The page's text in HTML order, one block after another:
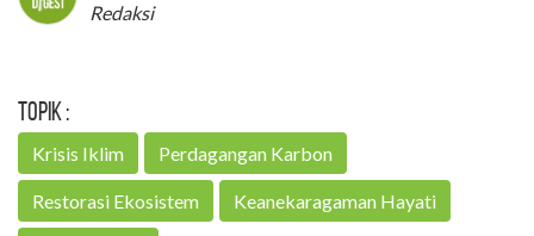
Redaksi
Topik :
Krisis Iklim Perdagangan Karbon
Restorasi Ekosistem Keanekaragaman Hayati